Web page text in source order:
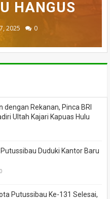
DUNIA
0
HANGUS
2025 0
BANTUAN
0
API
0
2025 0
dengan Rekanan, Pinca BRI
Ultah Kajari Kapuas Hulu
Duduki Kantor Baru
0
Putussibau Ke-131 Selesai,